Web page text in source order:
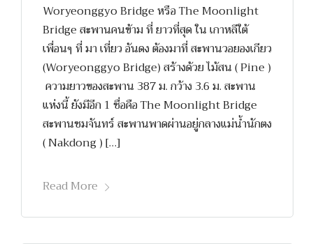
Woryeonggyo Bridge หรือ The Moonlight
Bridge สะพานคนข้าม ที่ ยาวที่สุด ใน เกาหลีใต้
เพื่อนๆ ที่ มา เที่ยว อันดง ต้องมาที่ สะพานวอยองเกียว
(Woryeonggyo Bridge) สร้างด้วย ไม้สน ( Pine )
ความยาวของสะพาน 387 ม. กว้าง 3.6 ม. สะพาน
แห่งนี้ ยังมีอีก 1 ชื่อคือ The Moonlight Bridge
สะพานชมจันทร์ สะพานพาดผ่านอยู่กลางแม่น้ำนักตง
( Nakdong ) […]
Read More